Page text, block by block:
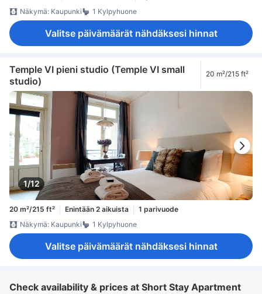
Näkymä: Kaupunki
1 Kylpyhuone
Valitse päivämäärät nähdäksesi hinnat
Temple VI pieni studio (Temple VI small
studio)
20 m²/215 ft²
1/12
20 m²/215 ft² Enintään 2 aikuista
1 parivuode
Näkymä: Kaupunki
1 Kylpyhuone
Valitse päivämäärät nähdäksesi hinnat
Check availability & prices at Short Stay Apartment